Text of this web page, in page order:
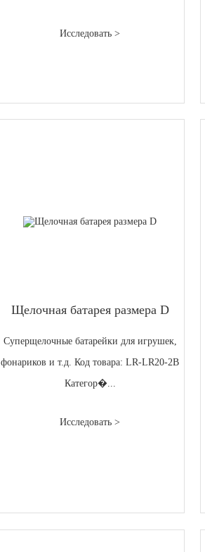
Исследовать >
Щелочная батарея размера D
Суперщелочные батарейки для игрушек,
фонариков и т.д. Код товара: LR-LR20-2B
Категор�...
Исследовать >